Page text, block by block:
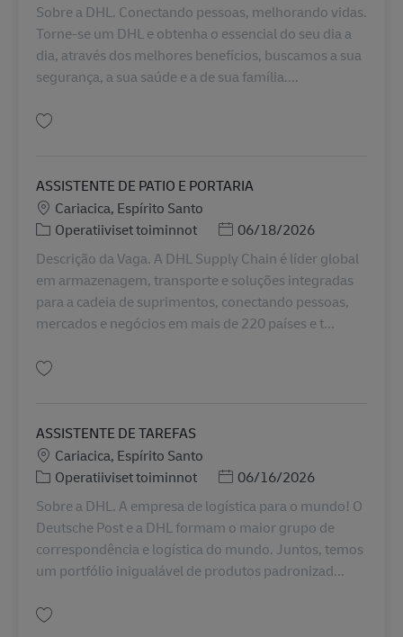
Sobre a DHL. Conectando pessoas, melhorando vidas.
Torne-se um DHL e obtenha o essencial do seu dia a
dia, através dos melhores benefícios, buscamos a sua
segurança, a sua saúde e a de sua família....
ASSISTENTE DE PATIO E PORTARIA
SijaintiCariacica, Espírito Santo
Tehtäväalue
Operatiiviset toiminnot Posted Date
06/18/2026
Descrição da Vaga. A DHL Supply Chain é líder global
em armazenagem, transporte e soluções integradas
para a cadeia de suprimentos, conectando pessoas,
mercados e negócios em mais de 220 países e t...
ASSISTENTE DE TAREFAS
SijaintiCariacica, Espírito Santo
Tehtäväalue
Operatiiviset toiminnot Posted Date
06/16/2026
Sobre a DHL. A empresa de logística para o mundo! O
Deutsche Post e a DHL formam o maior grupo de
correspondência e logística do mundo. Juntos, temos
um portfólio inigualável de produtos padronizad...